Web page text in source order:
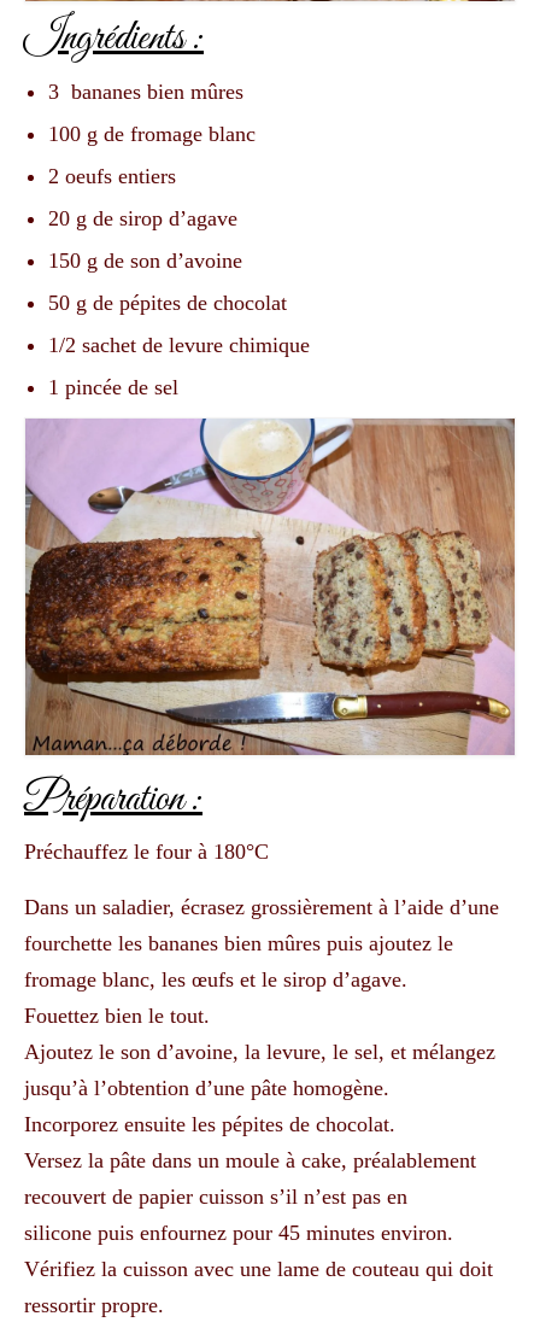
Ingrédients :
3 bananes bien mûres
100 g de fromage blanc
2 oeufs entiers
20 g de sirop d’agave
150 g de son d’avoine
50 g de pépites de chocolat
1/2 sachet de levure chimique
1 pincée de sel
Préparation :
Préchauffez le four à 180°C
Dans un saladier, écrasez grossièrement à l’aide d’une
fourchette les bananes bien mûres puis ajoutez le
fromage blanc, les œufs et le sirop d’agave.
Fouettez bien le tout.
Ajoutez le son d’avoine, la levure, le sel, et mélangez
jusqu’à l’obtention d’une pâte homogène.
Incorporez ensuite les pépites de chocolat.
Versez la pâte dans un moule à cake, préalablement
recouvert de papier cuisson s’il n’est pas en
silicone puis enfournez pour 45 minutes environ.
Vérifiez la cuisson avec une lame de couteau qui doit
ressortir propre.